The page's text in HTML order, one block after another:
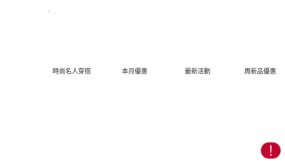
.
時尚名人穿搭 本月優惠 最新活動 周新品優惠
!